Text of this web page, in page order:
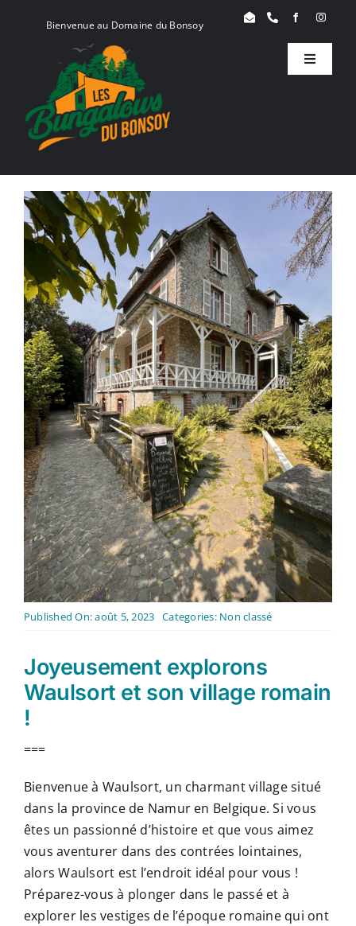
Bienvenue au Domaine du Bonsoy
Toggle
Birdy
Woody
Serenity
Réservation
Blog
Contact
Français
Published On: août 5, 2023 Categories: Non classé
Joyeusement explorons
Waulsort et son village romain
!
===
Bienvenue à Waulsort, un charmant village situé
dans la province de Namur en Belgique. Si vous
êtes un passionné d’histoire et que vous aimez
vous aventurer dans des contrées lointaines,
alors Waulsort est l’endroit idéal pour vous !
Préparez-vous à plonger dans le passé et à
explorer les vestiges de l’époque romaine qui ont